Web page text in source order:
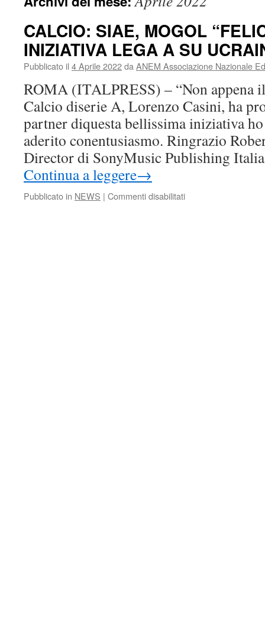
CALCIO: SIAE, MOGOL
INIZIATIVA LEGA A SU
Pubblicato il 4 Aprile 2022da ANEM Associazione Nazionale
ROMA (ITALPRESS) – “Non appena
Calcio diserie A, Lorenzo Casini, ha
partner diquesta bellissima iniziativa
aderito conentusiasmo. Ringrazio
Director di SonyMusic Publishing
Continua a leggere→
Pubblicato in NEWS | Commenti disabilitatisu